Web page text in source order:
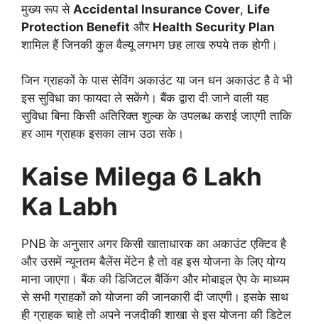
मुख्य रूप से Accidental Insurance Cover, Life
Protection Benefit और Health Security Plan
शामिल हैं जिनकी कुल वैल्यू लगभग छह लाख रुपये तक होगी।
जिन ग्राहकों के पास सेविंग अकाउंट या जन धन अकाउंट है वे भी
इस सुविधा का फायदा ले सकेंगे। बैंक द्वारा दी जाने वाली यह
सुविधा बिना किसी अतिरिक्त शुल्क के उपलब्ध कराई जाएगी ताकि
हर आम ग्राहक इसका लाभ उठा सके।
Kaise Milega 6 Lakh
Ka Labh
PNB के अनुसार अगर किसी खाताधारक का अकाउंट एक्टिव है
और उसमें न्यूनतम बैलेंस मेंटेन है तो वह इस योजना के लिए योग्य
माना जाएगा। बैंक की डिजिटल बैंकिंग और मोबाइल ऐप के माध्यम
से सभी ग्राहकों को योजना की जानकारी दी जाएगी। इसके साथ
ही ग्राहक चाहे तो अपने नजदीकी शाखा से इस योजना की डिटेल